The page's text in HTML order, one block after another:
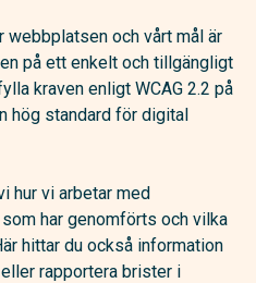
webbplatsen och vårt mål är
på ett enkelt och tillgängligt
kraven enligt WCAG 2.2 på
hög standard för digital
hur vi arbetar med
har genomförts och vilka
hittar du också information
rapportera brister i